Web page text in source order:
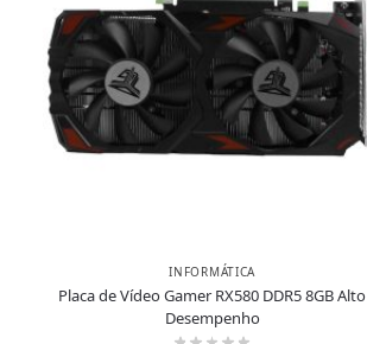
INFORMÁTICA
Placa de Vídeo Gamer RX580 DDR5 8GB Alto
Desempenho